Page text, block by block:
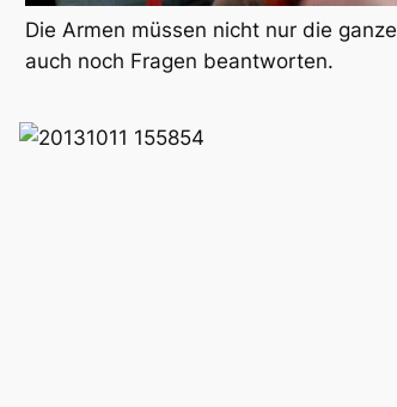
Die Armen müssen nicht nur die
auch noch Fragen beantworten.